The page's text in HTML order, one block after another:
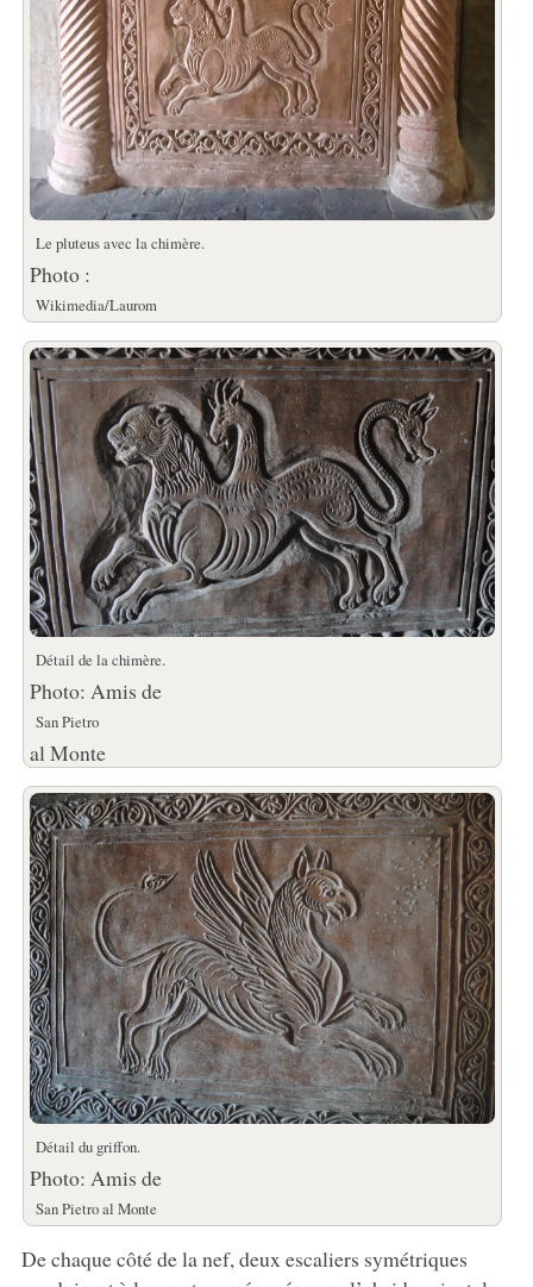
Le pluteus avec la chimère.
Photo :
Wikimedia/Laurom
Détail de la chimère.
Photo: Amis de
San Pietro
al Monte
Détail du griffon.
Photo: Amis de
San Pietro al Monte
De chaque côté de la nef, deux escaliers symétriques